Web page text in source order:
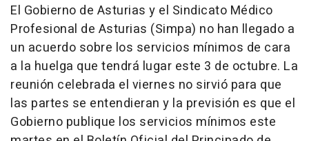
El Gobierno de Asturias y el Sindicato Médico
Profesional de Asturias (Simpa) no han llegado a
un acuerdo sobre los servicios mínimos de cara
a la huelga que tendrá lugar este 3 de octubre. La
reunión celebrada el viernes no sirvió para que
las partes se entendieran y la previsión es que el
Gobierno publique los servicios mínimos este